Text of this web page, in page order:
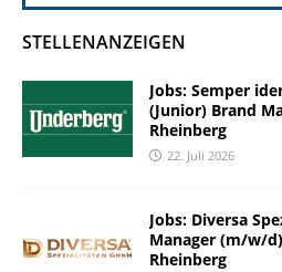
STELLENANZEIGEN
Jobs: Semper
(Junior) Brand
Rheinberg
22. Juli 2026
Jobs: Diversa
Manager (m/w/
Rheinberg